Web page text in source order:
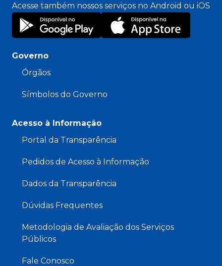
Acesse também nossos serviços no Android ou iOS
Governo
Órgãos
Símbolos do Governo
Acesso à Informação
Portal da Transparência
Pedidos de Acesso à Informação
Dados da Transparência
Dúvidas Frequentes
Metodologia de Avaliação dos Serviços
Públicos
Fale Conosco